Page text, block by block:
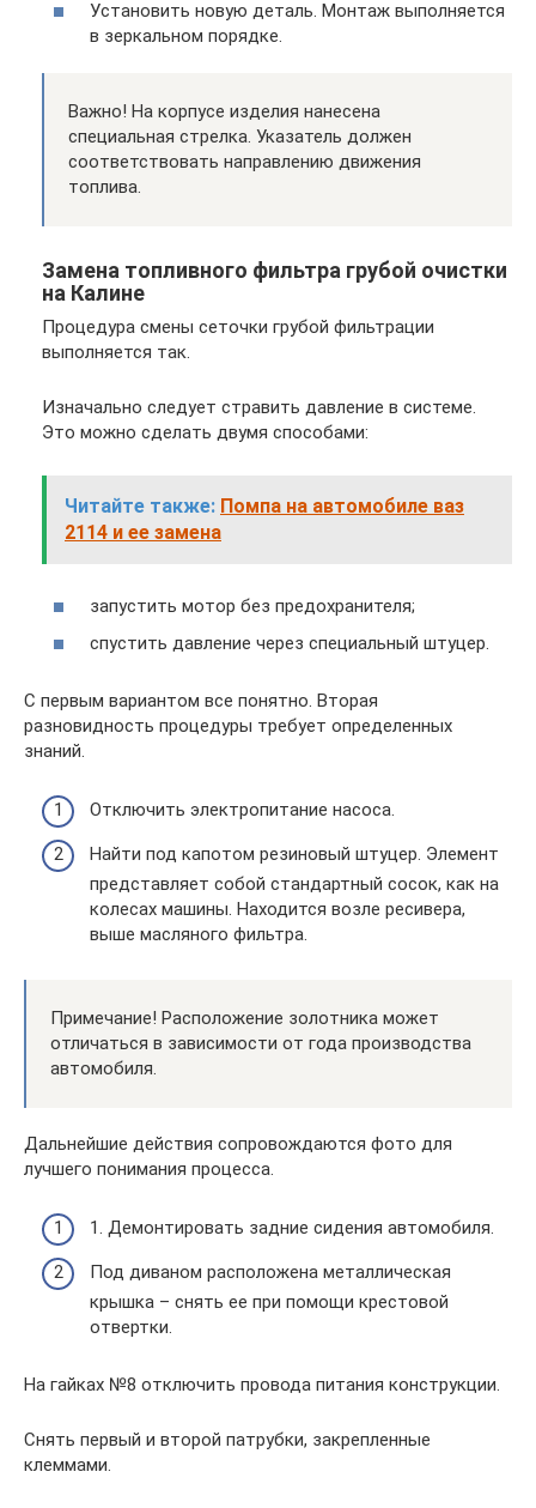
Установить новую деталь. Монтаж выполняется
в зеркальном порядке.
Важно! На корпусе изделия нанесена
специальная стрелка. Указатель должен
соответствовать направлению движения
топлива.
Замена топливного фильтра грубой очистки
на Калине
Процедура смены сеточки грубой фильтрации
выполняется так.
Изначально следует стравить давление в системе.
Это можно сделать двумя способами:
Читайте также: Помпа на автомобиле ваз
2114 и ее замена
запустить мотор без предохранителя;
спустить давление через специальный штуцер.
С первым вариантом все понятно. Вторая
разновидность процедуры требует определенных
знаний.
Отключить электропитание насоса.
Найти под капотом резиновый штуцер. Элемент
представляет собой стандартный сосок, как на
колесах машины. Находится возле ресивера,
выше масляного фильтра.
Примечание! Расположение золотника может
отличаться в зависимости от года производства
автомобиля.
Дальнейшие действия сопровождаются фото для
лучшего понимания процесса.
1. Демонтировать задние сидения автомобиля.
Под диваном расположена металлическая
крышка – снять ее при помощи крестовой
отвертки.
На гайках №8 отключить провода питания конструкции.
Снять первый и второй патрубки, закрепленные
клеммами.